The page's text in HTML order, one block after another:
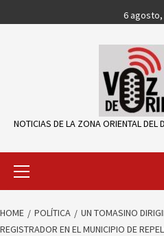
to
6 agosto,
NOTICIAS DE LA ZONA ORIENTAL DEL
Primary
HOME POLÍTICA
UN TOMASINO
REGISTRADOR EN EL MUNICIPIO DE